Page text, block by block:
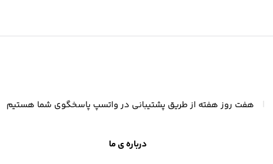
هفت روز هفته از طریق پشتیبانی در واتسپ پاسخگوی شما هستیم
درباره ی ما